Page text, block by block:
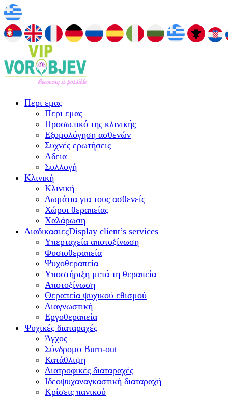
Περι εμας
Περι εμας
Προσωπικό της κλινικής
Εξομολόγηση ασθενών
Συχνές ερωτήσεις
Αδεια
Συλλογή
Κλινική
Κλινική
Δωμάτια για τους ασθενείς
Χώροι θεραπείας
Χαλάρωση
ΔιαδικασιεςDisplay client’s services
Υπερταχεία αποτοξίνωση
Φυσιοθεραπεία
Ψυχοθεραπεία
Υποστήριξη μετά τη θεραπεία
Αποτοξίνωση
Θεραπεία ψυχικού εθισμού
Διαγνωστική
Εργοθεραπεία
Ψυχικές διαταραχές
Άγχος
Σύνδρομο Burn-out
Κατάθλιψη
Διατροφικές διαταραχές
Ιδεοψυχαναγκαστική διαταραχή
Κρίσεις πανικού